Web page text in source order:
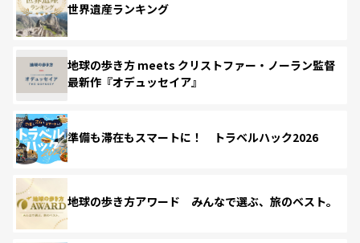
世界遺産ランキング
地球の歩き方 meets クリストファー・ノーラン監督
最新作『オデュッセイア』
準備も滞在もスマートに！ トラベルハック2026
地球の歩き方アワード みんなで選ぶ、旅のベスト。